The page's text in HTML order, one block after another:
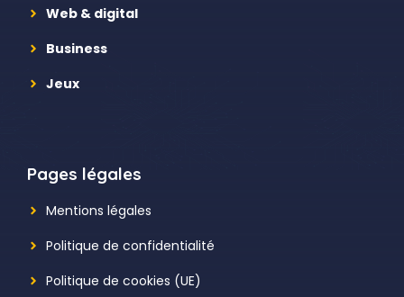
Web & digital
Business
Jeux
Pages légales
Mentions légales
Politique de confidentialité
Politique de cookies (UE)